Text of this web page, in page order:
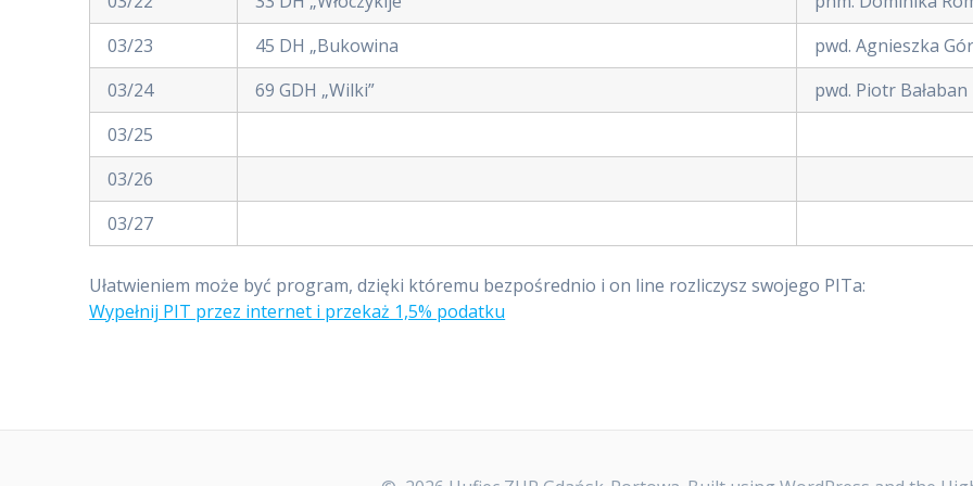
03/23
45 DH „Bukowina
pwd. Agnieszka
03/24
69 GDH „Wilki”
pwd. Piotr Bałaban
03/25
03/26
03/27
Ułatwieniem może być program, dzięki któremu bezpośrednio i on line rozliczysz swojego PITa:
Wypełnij PIT przez internet i przekaż 1,5% podatku